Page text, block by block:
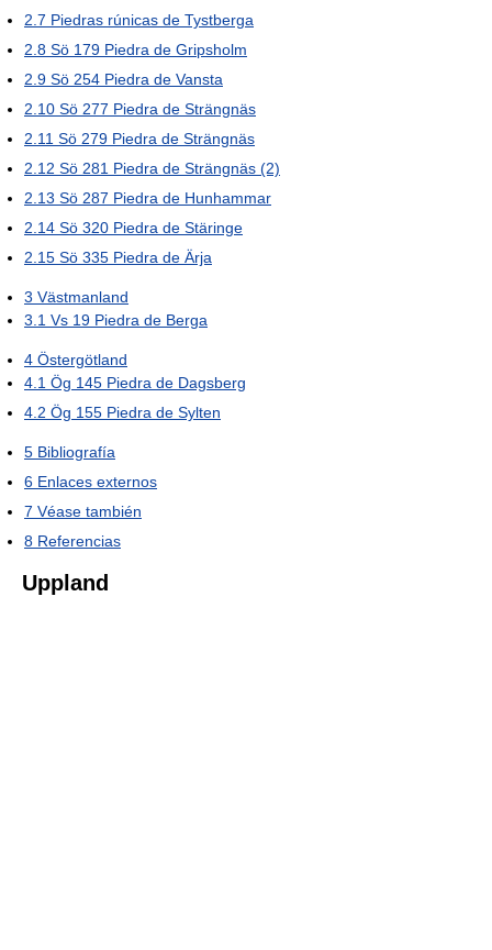
2.7 Piedras rúnicas de Tystberga
2.8 Sö 179 Piedra de Gripsholm
2.9 Sö 254 Piedra de Vansta
2.10 Sö 277 Piedra de Strängnäs
2.11 Sö 279 Piedra de Strängnäs
2.12 Sö 281 Piedra de Strängnäs (2)
2.13 Sö 287 Piedra de Hunhammar
2.14 Sö 320 Piedra de Stäringe
2.15 Sö 335 Piedra de Ärja
3 Västmanland
3.1 Vs 19 Piedra de Berga
4 Östergötland
4.1 Ög 145 Piedra de Dagsberg
4.2 Ög 155 Piedra de Sylten
5 Bibliografía
6 Enlaces externos
7 Véase también
8 Referencias
Uppland